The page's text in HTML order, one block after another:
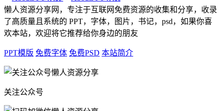
懒人资源分享网，专注于互联网免费资源的收集和分享，收录
了高质量且系统的 PPT，字体，图片，书记，psd，如果你喜
欢本站，欢迎将它推荐给你身边的朋友
PPT模版 免费字体 免费PSD 本站简介
关注公众号